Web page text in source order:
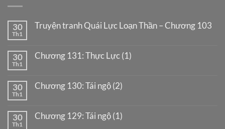
30
Th1
Truyện tranh Quái Lực Loạn Thần – Chương 103
30
Th1
Chương 131: Thực Lực (1)
30
Th1
Chương 130: Tái ngộ (2)
30
Th1
Chương 129: Tái ngộ (1)